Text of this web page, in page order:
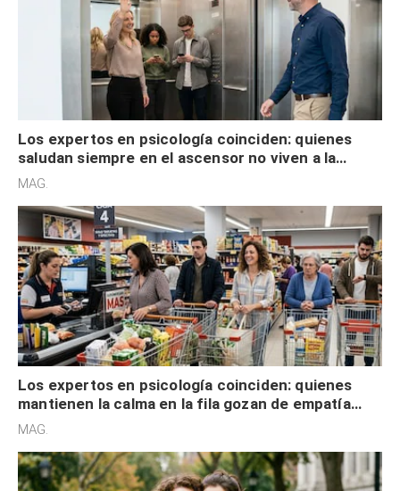
Los expertos en psicología coinciden: quienes
saludan siempre en el ascensor no viven a la
defensiva y tienen apertura social
MAG.
Los expertos en psicología coinciden: quienes
mantienen la calma en la fila gozan de empatía
cognitiva, gratitud y no solo tienen autocontrol
MAG.